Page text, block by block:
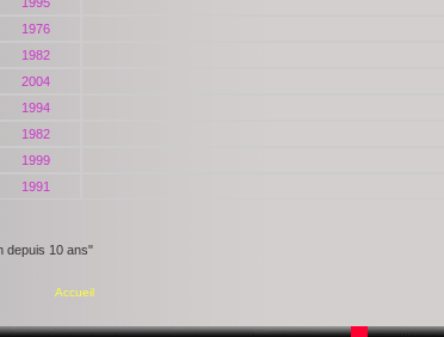
1976
1982
2004
1994
1982
1999
1991
depuis 10 ans"
Accueil